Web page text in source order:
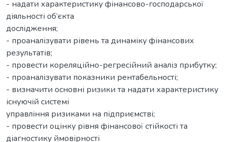
- надати характеристику фінансово-господарської
діяльності об’єкта
дослідження;
- проаналізувати рівень та динаміку фінансових
результатів;
- провести кореляційно-регресійний аналіз прибутку;
- проаналізувати показники рентабельності;
- визначити основні ризики та надати характеристику
існуючій системі
управління ризиками на підприємстві;
- провести оцінку рівня фінансової стійкості та
діагностику ймовірності